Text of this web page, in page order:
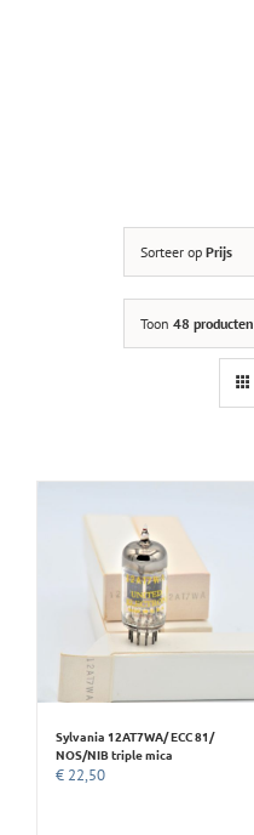
Sorteer op Prijs
Toon 48 producten
Sylvania 12AT7WA/ ECC 81/
NOS/NIB triple mica
€ 22,50